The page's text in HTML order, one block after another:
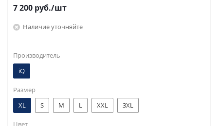
7 200 руб./шт
Наличие уточняйте
Производитель
iQ
Размер
XL
S M L XXL 3XL
Цвет